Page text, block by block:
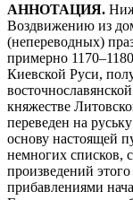
АННОТАЦИЯ.
Воздвижению из
(непереводных)
примерно
Киевской Руси,
княжестве
переведен на
основу настоящей
немногих списков,
произведений
прибавлениями